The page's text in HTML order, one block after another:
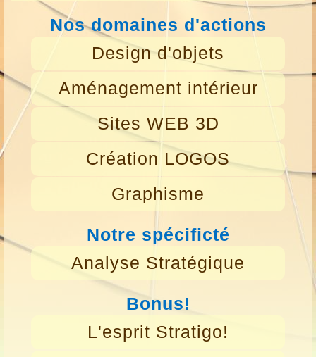
Nos domaines d'actions
Design d'objets
Aménagement intérieur
Sites WEB 3D
Création LOGOS
Graphisme
Notre spécificté
Analyse Stratégique
Bonus!
L'esprit Stratigo!